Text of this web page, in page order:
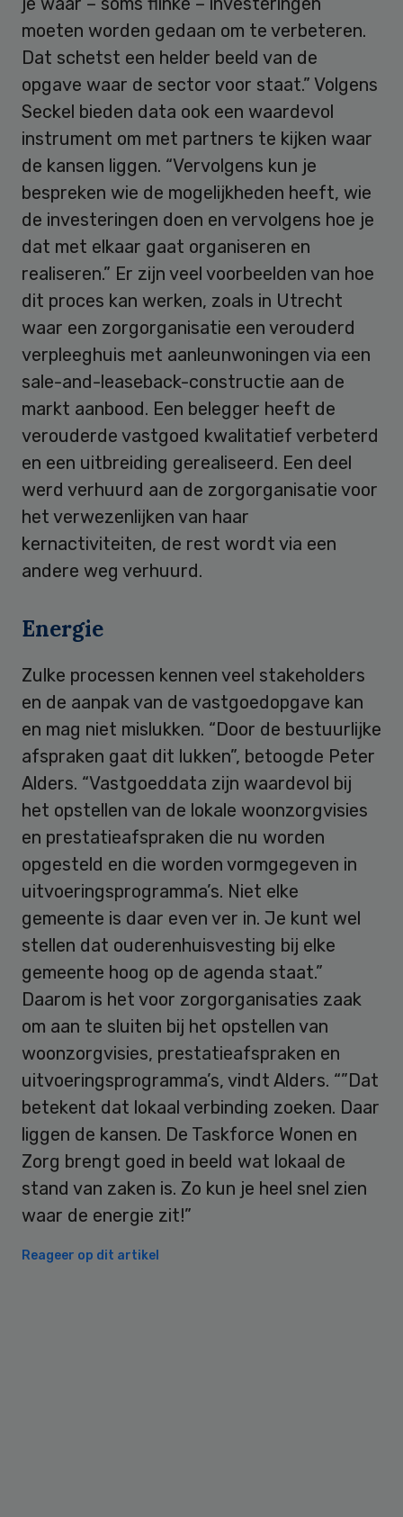
moeten worden gedaan om te verbeteren.
Dat schetst een helder beeld van de
opgave waar de sector voor staat.” Volgens
Seckel bieden data ook een waardevol
instrument om met partners te kijken waar
de kansen liggen. “Vervolgens kun je
bespreken wie de mogelijkheden heeft, wie
de investeringen doen en vervolgens hoe je
dat met elkaar gaat organiseren en
realiseren.” Er zijn veel voorbeelden van hoe
dit proces kan werken, zoals in Utrecht
waar een zorgorganisatie een verouderd
verpleeghuis met aanleunwoningen via een
sale-and-leaseback-constructie aan de
markt aanbood. Een belegger heeft de
verouderde vastgoed kwalitatief verbeterd
en een uitbreiding gerealiseerd. Een deel
werd verhuurd aan de zorgorganisatie voor
het verwezenlijken van haar
kernactiviteiten, de rest wordt via een
andere weg verhuurd.
Energie
Zulke processen kennen veel stakeholders
en de aanpak van de vastgoedopgave kan
en mag niet mislukken. “Door de bestuurlijke
afspraken gaat dit lukken”, betoogde Peter
Alders. “Vastgoeddata zijn waardevol bij
het opstellen van de lokale woonzorgvisies
en prestatieafspraken die nu worden
opgesteld en die worden vormgegeven in
uitvoeringsprogramma’s. Niet elke
gemeente is daar even ver in. Je kunt wel
stellen dat ouderenhuisvesting bij elke
gemeente hoog op de agenda staat.”
Daarom is het voor zorgorganisaties zaak
om aan te sluiten bij het opstellen van
woonzorgvisies, prestatieafspraken en
uitvoeringsprogramma’s, vindt Alders. “”Dat
betekent dat lokaal verbinding zoeken. Daar
liggen de kansen. De Taskforce Wonen en
Zorg brengt goed in beeld wat lokaal de
stand van zaken is. Zo kun je heel snel zien
waar de energie zit!”
Reageer op dit artikel